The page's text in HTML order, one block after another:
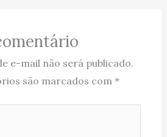
e-mail não será publicado.
são marcados com *